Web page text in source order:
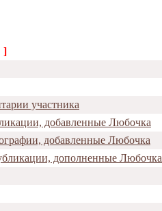
]
участника
добавленные Любочка
добавленные Любочка
дополненные Любочка